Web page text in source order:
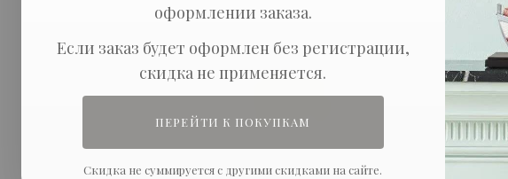
оформлении заказа.
Если заказ будет оформлен без регистрации,
скидка не применяется.
ПЕРЕЙТИ К ПОКУПКАМ
Скидка не суммируется с другими скидками на сайте.